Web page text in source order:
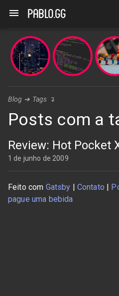
pablo.gg
Blog ➔ Tags ↴
Posts com a
Review: Hot Pocket
1 de junho de 2009
Feito com Gatsby | Contato |
pague uma bebida